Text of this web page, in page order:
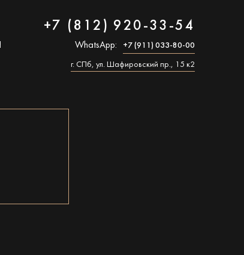
+7 (812) 920-33-54
WhatsApp: +7 (911) 033-80-00
г. СПб, ул. Шафировский пр., 15 к2